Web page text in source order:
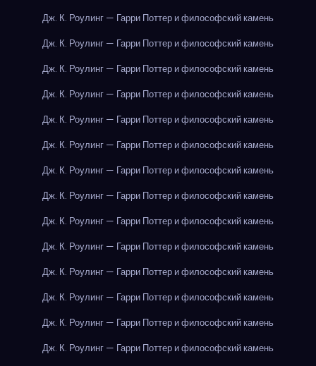
Дж. К. Роулинг — Гарри Поттер и философский камень
Дж. К. Роулинг — Гарри Поттер и философский камень
Дж. К. Роулинг — Гарри Поттер и философский камень
Дж. К. Роулинг — Гарри Поттер и философский камень
Дж. К. Роулинг — Гарри Поттер и философский камень
Дж. К. Роулинг — Гарри Поттер и философский камень
Дж. К. Роулинг — Гарри Поттер и философский камень
Дж. К. Роулинг — Гарри Поттер и философский камень
Дж. К. Роулинг — Гарри Поттер и философский камень
Дж. К. Роулинг — Гарри Поттер и философский камень
Дж. К. Роулинг — Гарри Поттер и философский камень
Дж. К. Роулинг — Гарри Поттер и философский камень
Дж. К. Роулинг — Гарри Поттер и философский камень
Дж. К. Роулинг — Гарри Поттер и философский камень